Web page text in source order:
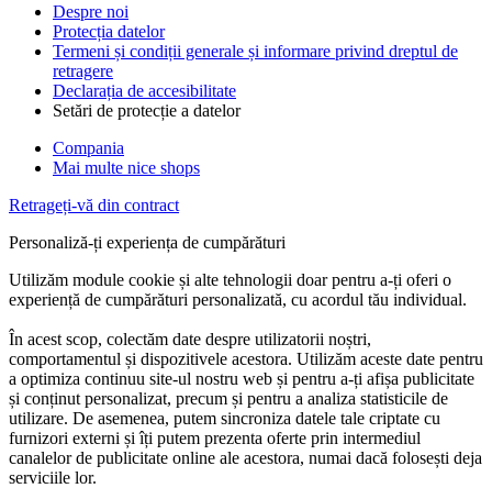
Despre noi
Protecția datelor
Termeni și condiții generale și informare privind dreptul de
retragere
Declarația de accesibilitate
Setări de protecție a datelor
Compania
Mai multe nice shops
Retrageți-vă din contract
Personaliză-ți experiența de cumpărături
Utilizăm module cookie și alte tehnologii doar pentru a-ți oferi o
experiență de cumpărături personalizată, cu acordul tău individual.
În acest scop, colectăm date despre utilizatorii noștri,
comportamentul și dispozitivele acestora. Utilizăm aceste date pentru
a optimiza continuu site-ul nostru web și pentru a-ți afișa publicitate
și conținut personalizat, precum și pentru a analiza statisticile de
utilizare. De asemenea, putem sincroniza datele tale criptate cu
furnizori externi și îți putem prezenta oferte prin intermediul
canalelor de publicitate online ale acestora, numai dacă folosești deja
serviciile lor.